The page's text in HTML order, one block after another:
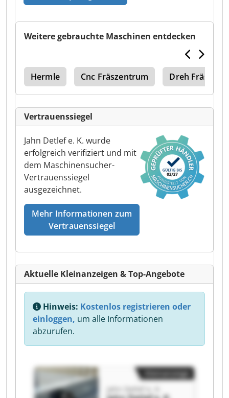
Weitere gebrauchte Maschinen entdecken
Hermle Cnc Fräszentrum Dreh
Vertrauenssiegel
Jahn Detlef e. K. wurde
erfolgreich verifiziert und mit
dem Maschinensucher-
Vertrauenssiegel
ausgezeichnet.
Mehr Informationen zum
Vertrauenssiegel
Aktuelle Kleinanzeigen & Top-Angebote
Hinweis: Kostenlos registrieren oder
einloggen, um alle Informationen
abzurufen.
Jahn Detlef e. K.